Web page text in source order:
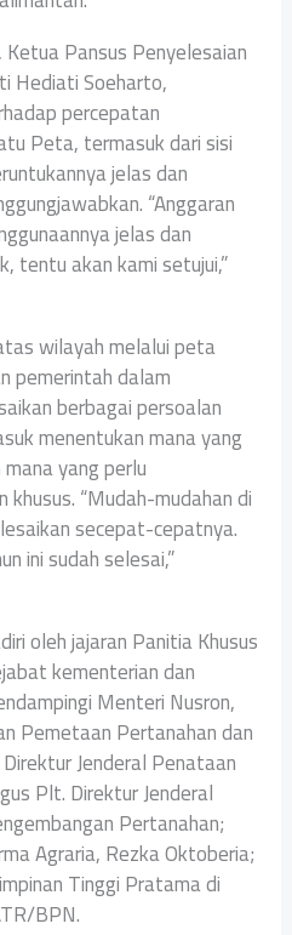
Pansus Penyelesaian
Hediati Soeharto,
percepatan
Peta, termasuk dari sisi
jelas dan
“Anggaran
jelas dan
tentu akan kami setujui,”
wilayah melalui peta
pemerintah dalam
berbagai persoalan
menentukan mana yang
yang perlu
“Mudah-mudahan di
secepat-cepatnya.
ini sudah selesai,”
oleh jajaran Panitia Khusus
kementerian dan
Menteri Nusron,
Pemetaan Pertanahan dan
Jenderal Penataan
Plt. Direktur Jenderal
Pertanahan;
Agraria, Rezka Oktoberia;
Tinggi Pratama di
BPN.